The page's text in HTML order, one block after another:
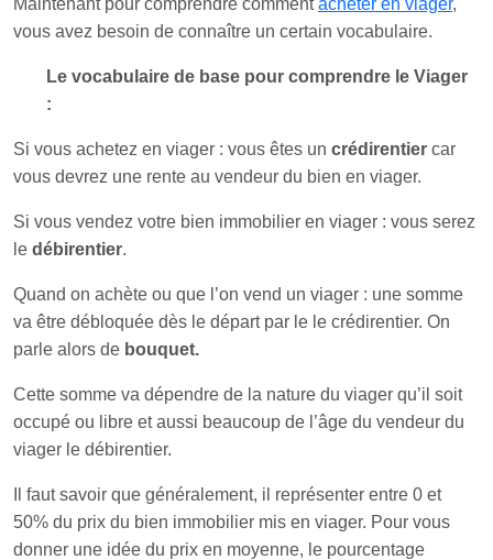
Maintenant pour comprendre commentacheter en viager,
vous avez besoin de connaître un certain vocabulaire.
Le vocabulaire de base pour comprendre le Viager
:
Si vous achetez en viager : vous êtes un crédirentier car
vous devrez une rente au vendeur du bien en viager.
Si vous vendez votre bien immobilier en viager : vous serez
le débirentier.
Quand on achète ou que l’on vend un viager : une somme
va être débloquée dès le départ par le le crédirentier. On
parle alors de bouquet.
Cette somme va dépendre de la nature du viager qu’il soit
occupé ou libre et aussi beaucoup de l’âge du vendeur du
viager le débirentier.
Il faut savoir que généralement, il représenter entre 0 et
50% du prix du bien immobilier mis en viager. Pour vous
donner une idée du prix en moyenne, le pourcentage